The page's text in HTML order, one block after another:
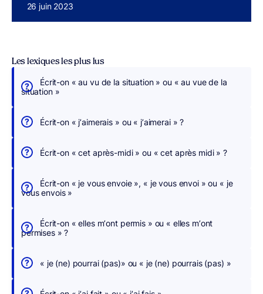
Publié le
26 juin 2023
É
r
i
v
e
s
s
h
Les lexiques les plus lus
Écrit-on « au vu de la situation » ou « au vue de la
situation »
Écrit-on « j’aimerais » ou « j’aimerai » ?
Écrit-on « cet après-midi » ou « cet après midi » ?
Écrit-on « je vous envoie », « je vous envoi » ou « je
vous envois »
Écrit-on « elles m’ont permis » ou « elles m’ont
permises » ?
« je (ne) pourrai (pas)» ou « je (ne) pourrais (pas) »